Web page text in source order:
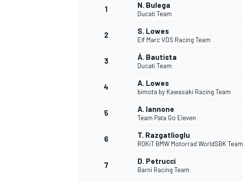
1 N. Bulega
Ducati Team
2 S. Lowes
Elf Marc VDS Racing Team
3 Á. Bautista
Ducati Team
4 A. Lowes
bimota by Kawasaki Racing Team
5 A. Iannone
Team Pata Go Eleven
6 T. Razgatlioglu
ROKiT BMW Motorrad WorldSBK Team
7 D. Petrucci
Barni Racing Team